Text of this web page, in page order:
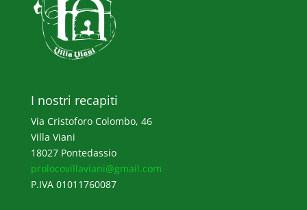
I nostri recapiti
Via Cristoforo Colombo, 46
Villa Viani
18027 Pontedassio
prolocovillaviani@gmail.com
P.IVA 01011760087